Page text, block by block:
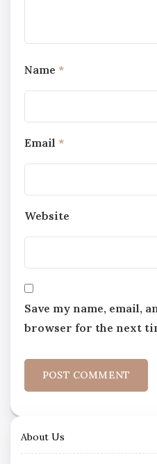
Name *
Email *
Website
Save my name, email,
browser for the next
About Us